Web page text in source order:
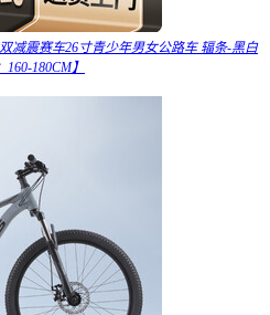
减震赛车26寸青少年男女公路车 辐条-黑白
180CM】